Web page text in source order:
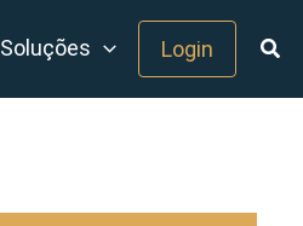
Soluções Login